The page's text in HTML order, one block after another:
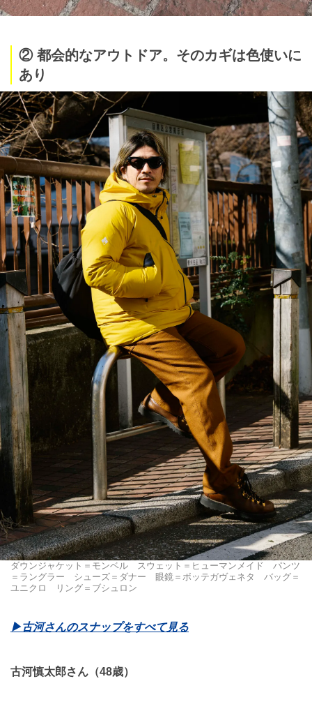
② 都会的なアウトドア。そのカギは色使いに
あり
ダウンジャケット＝モンベル スウェット＝ヒューマンメイド パンツ
＝ラングラー シューズ＝ダナー 眼鏡＝ボッテガヴェネタ バッグ＝
ユニクロ リング＝ブシュロン
▶︎古河さんのスナップをすべて見る
古河慎太郎さん（48歳）